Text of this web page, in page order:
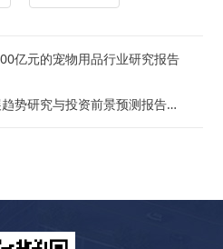
亿元的宠物用品行业研究报告
与投资前景预测报告（2025-2032）